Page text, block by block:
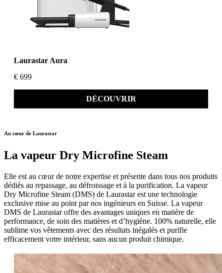
Laurastar Aura
€ 699
DÉCOUVRIR
Au cœur de Laurastar
La vapeur Dry Microfine Steam
Elle est au cœur de notre expertise et présente dans tous nos produits
dédiés au repassage, au défroissage et à la purification. La vapeur
Dry Microfine Steam (DMS) de Laurastar est une technologie
exclusive mise au point par nos ingénieurs en Suisse. La vapeur
DMS de Laurastar offre des avantages uniques en matière de
performance, de soin des matières et d’hygiène. 100% naturelle, elle
sublime vos vêtements avec des résultats inégalés et purifie
efficacement votre intérieur, sans aucun produit chimique.